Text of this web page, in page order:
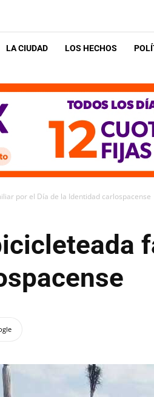
LA CIUDAD LOS HECHOS
por el Día de la Identidad carlospacense